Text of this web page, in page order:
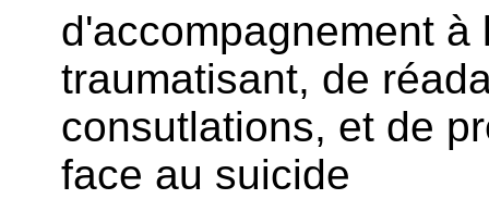
d'accompagnement
traumatisant, de
consutlations, et de
face au suicide